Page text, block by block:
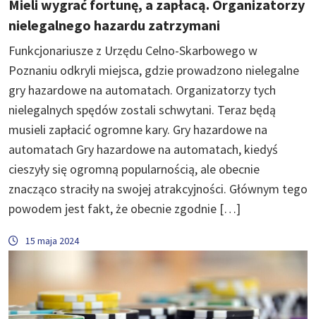
Mieli wygrać fortunę, a zapłacą. Organizatorzy
nielegalnego hazardu zatrzymani
Funkcjonariusze z Urzędu Celno-Skarbowego w
Poznaniu odkryli miejsca, gdzie prowadzono nielegalne
gry hazardowe na automatach. Organizatorzy tych
nielegalnych spędów zostali schwytani. Teraz będą
musieli zapłacić ogromne kary. Gry hazardowe na
automatach Gry hazardowe na automatach, kiedyś
cieszyły się ogromną popularnością, ale obecnie
znacząco straciły na swojej atrakcyjności. Głównym tego
powodem jest fakt, że obecnie zgodnie […]
15 maja 2024